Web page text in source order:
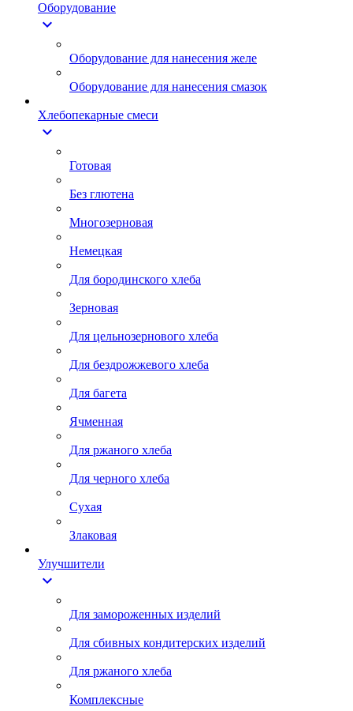
Оборудование
expand_more
Оборудование для нанесения желе
Оборудование для нанесения смазок
Хлебопекарные смеси
expand_more
Готовая
Без глютена
Многозерновая
Немецкая
Для бородинского хлеба
Зерновая
Для цельнозернового хлеба
Для бездрожжевого хлеба
Для багета
Ячменная
Для ржаного хлеба
Для черного хлеба
Сухая
Злаковая
Улучшители
expand_more
Для замороженных изделий
Для сбивных кондитерских изделий
Для ржаного хлеба
Комплексные